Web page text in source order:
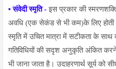
• संवेदी स्मृति -इस प्रकार की
अवधि (एक सेकंड से भी कम)के लिए होती
स्मृति में उचित मात्रा में सटीकता के साथ
गतिविधियों की सदृश अनुकृति अंकित
भी जाना जाता है। उदाहरणार्थ सूर्य